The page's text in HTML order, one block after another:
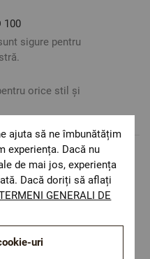
100
sigure pentru
orice stil și
categorie
ajuta să ne îmbunătățim
experiența. Dacă nu
de mai jos, experiența
Dacă doriți să aflați
GENERALI DE
uri